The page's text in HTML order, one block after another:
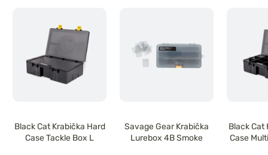
Black Cat Krabička Hard
Case Tackle Box L
Savage Gear Krabička
Lurebox 4B Smoke
Black Cat
Case